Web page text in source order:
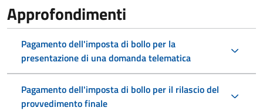
Approfondimenti
Pagamento dell'imposta di bollo per la
presentazione di una domanda telematica
Pagamento dell'imposta di bollo per il rilascio del
provvedimento finale